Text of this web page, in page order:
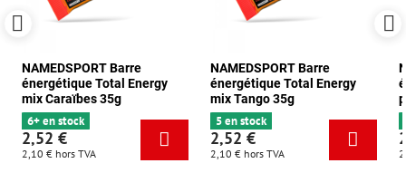
NAMEDSPORT Barre
énergétique Total Energy
mix Caraïbes 35g
6+ en stock
2,52 €
2,10 € hors TVA
NAMEDSPORT Barre
énergétique Total Energy
mix Tango 35g
5 en stock
2,52 €
2,10 € hors TVA